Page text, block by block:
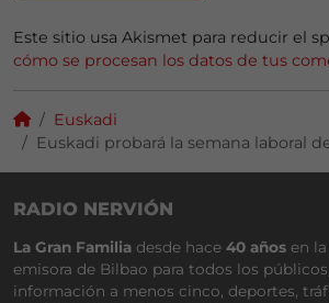
Este sitio usa Akismet para reducir el
cómo se procesan los datos de tus
Euskadi
Euskadi probará la semana laboral
RADIO NERVIÓN
La Gran Familia desde hace 40 años en la
emisora de Bilbao para todos los
información a menos cinco, deportes,